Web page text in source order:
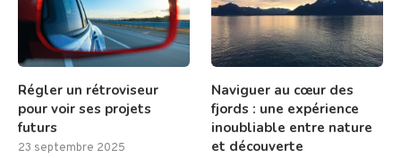
Régler un rétroviseur
pour voir ses projets
futurs
23 septembre 2025
Naviguer au cœur des
fjords : une expérience
inoubliable entre nature
et découverte